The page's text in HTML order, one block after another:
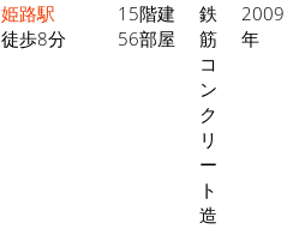
姫路駅
徒歩8分
15階建
56部屋
鉄
筋
コ
ン
ク
リ
ー
ト
造
2009
年